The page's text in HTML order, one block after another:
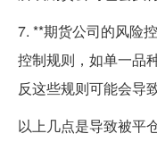
7. **期货公司的风险
控制规则，如单一品
反这些规则可能会导
以上几点是导致被平